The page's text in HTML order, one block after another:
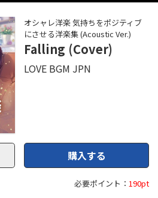
オシャレ洋楽 気持ちをポジティブ
にさせる洋楽集 (Acoustic Ver.)
Falling (Cover)
LOVE BGM JPN
購入する
必要ポイント： 190pt